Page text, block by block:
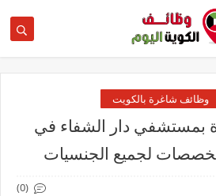
وظائف شاغرة بالكويت
دار الشفاء في
لجميع الجنسيات
(0)